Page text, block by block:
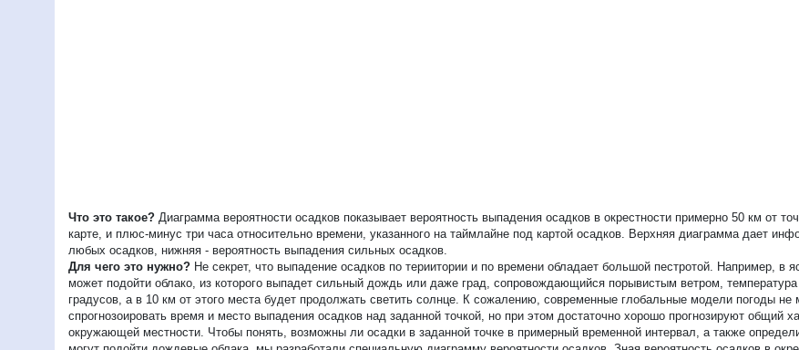
Что это такое?Диаграмма вероятности осадков показывает вероятность выпадения осадков в окрестности примерно 50 км от
карте, и плюс-минус три часа относительно времени, указанного на таймлайне под картой осадков. Верхняя диаграмма дает
любых осадков, нижняя - вероятность выпадения сильных осадков.
Для чего это нужно?Не секрет, что выпадение осадков по териитории и по времени обладает большой пестротой. Например, в
может подойти облако, из которого выпадет сильный дождь или даже град, сопровождающийся порывистым ветром, температура
градусов, а в 10 км от этого места будет продолжать светить солнце. К сожалению, современные глобальные модели погоды не
спрогнозоировать время и место выпадения осадков над заданной точкой, но при этом достаточно хорошо прогнозируют общий
окружающей местности. Чтобы понять, возможны ли осадки в заданной точке в примерный временной интервал, а также